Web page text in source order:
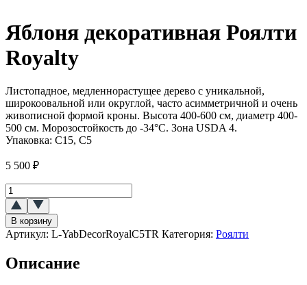
Яблоня декоративная Роялти
Royalty
Листопадное, медленнорастущее дерево с уникальной,
широкоовальной или округлой, часто асимметричной и очень
живописной формой кроны. Высота 400-600 см, диаметр 400-
500 см. Морозостойкость до -34°C. Зона USDA 4.
Упаковка: C15, C5
5 500 ₽
Количество
товара
Яблоня
декоративная
Роялти
В корзину
Артикул: L-YabDecorRoyalC5TR Категория: Роялти
Описание